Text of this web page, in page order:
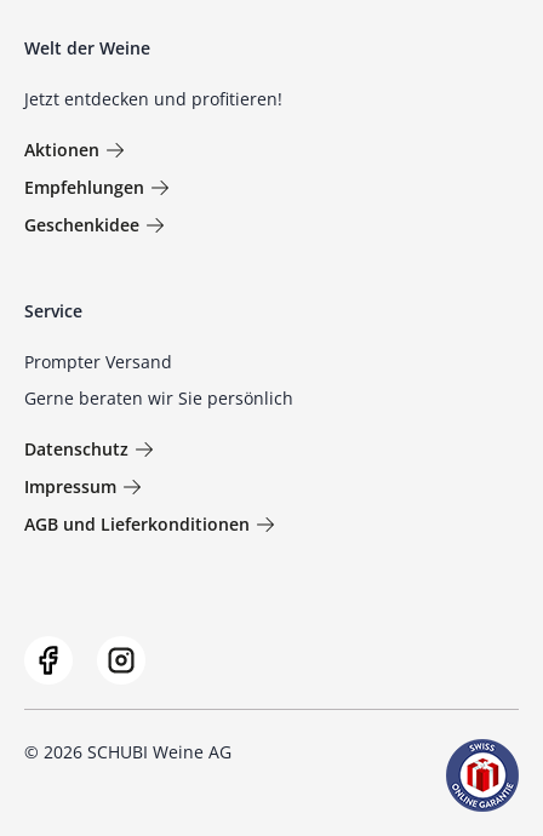
Welt der Weine
Jetzt entdecken und profitieren!
Aktionen
Empfehlungen
Geschenkidee
Service
Prompter Versand
Gerne beraten wir Sie persönlich
Datenschutz
Impressum
AGB und Lieferkonditionen
© 2026 SCHUBI Weine AG